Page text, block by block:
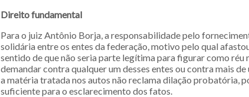
Direito fundamental
Para o juiz Antônio Borja, a responsabilidade pelo
solidária entre os entes da federação, motivo pelo qual
sentido de que não seria parte legítima para figurar como réu
demandar contra qualquer um desses entes ou contra mais
a matéria tratada nos autos não reclama dilação probatória,
suficiente para o esclarecimento dos fatos.